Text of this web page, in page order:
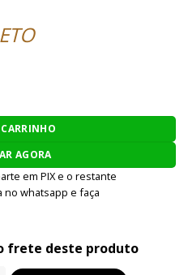
- PRETA quantidade
AGORA
em PIX e o restante
no whatsapp e faça
frete deste produto